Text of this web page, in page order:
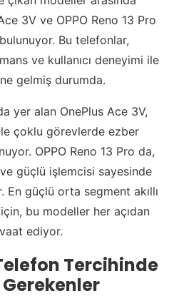
3V ve OPPO Reno 13 Pro
Bu telefonlar,
ve kullanıcı deneyimi ile
gelmiş durumda.
yer alan OnePlus Ace 3V,
çoklu görevlerde ezber
OPPO Reno 13 Pro da,
güçlü işlemcisi sayesinde
En güçlü orta segment akıllı
bu modeller her açıdan
ediyor.
Tercihinde